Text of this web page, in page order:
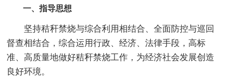
一、指导思想
坚持秸秆禁烧与综合利用相结合、全面防控与巡回
督查相结合，综合运用行政、经济、法律手段，高标
准、高质量地做好秸秆禁烧工作，为经济社会发展创造
良好环境。